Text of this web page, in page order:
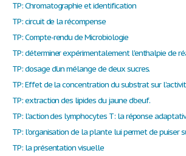
TP: Chromatographie et identification
TP: circuit de la récompense
TP: Compte-rendu de Microbiologie
TP: déterminer expérimentalement l'enthalpie de
TP: dosage d'un mélange de deux sucres.
TP: extraction des lipides du jaune d'oeuf.
TP: l'action des lymphocytes T: la réponse
TP: la présentation visuelle